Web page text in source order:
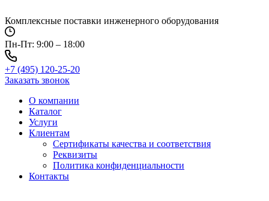
к
содержимому
Комплексные поставки инженерного оборудования
Пн-Пт: 9:00 – 18:00
+7 (495) 120-25-20
Заказать звонок
О компании
Каталог
Услуги
Клиентам
Сертификаты качества и соответствия
Реквизиты
Политика конфиден­циальности
Контакты